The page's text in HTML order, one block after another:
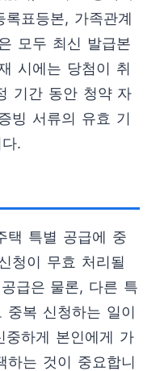
표등본, 가족관계
모두 최신 발급본
시에는 당첨이 취
기간 동안 청약 자
빙 서류의 유효 기
.
택 특별 공급에 중
청이 무효 처리될
급은 물론, 다른 특
중복 신청하는 일이
중하게 본인에게 가
하는 것이 중요합니